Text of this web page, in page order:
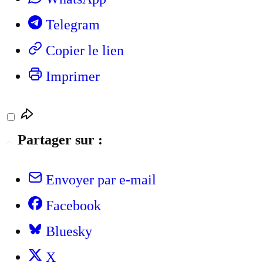
Telegram
Copier le lien
Imprimer
Partager sur :
Envoyer par e-mail
Facebook
Bluesky
X